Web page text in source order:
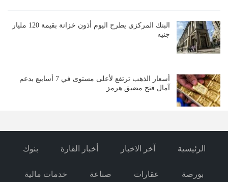
البنك المركزي يطرح اليوم أذون خزانة بقيمة 120 مليار
جنيه
أسعار الذهب ترتفع لأعلى مستوى في 7 أسابيع بدعم
آمال فتح مضيق هرمز
الرئيسية آخر الاخبار أخبار القارة بنوك
بورصة عقارات صناعة خدمات مالية